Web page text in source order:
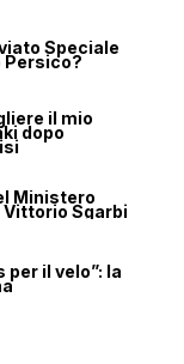
Speciale
Persico?
il mio
dopo
Ministero
Vittorio Sgarbi
il velo”: la